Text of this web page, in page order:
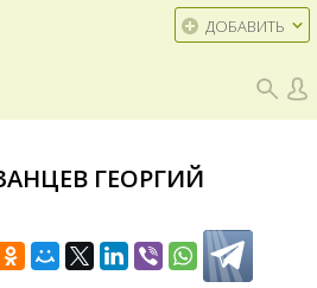
ДОБАВИТЬ
ГЕОРГИЙ